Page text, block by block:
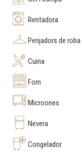
Rentadora
Penjadors de roba
Cuina
Forn
Microones
Nevera
Congelador